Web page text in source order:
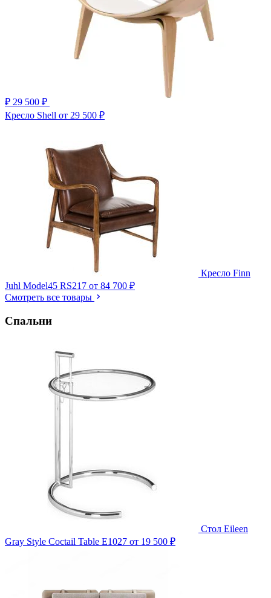
₽ 29 500 ₽
Кресло Shell от 29 500 ₽
Кресло Finn
Juhl Model45 RS217 от 84 700 ₽
Смотреть все товары
Спальни
Стол Eileen
Gray Style Coctail Table E1027 от 19 500 ₽